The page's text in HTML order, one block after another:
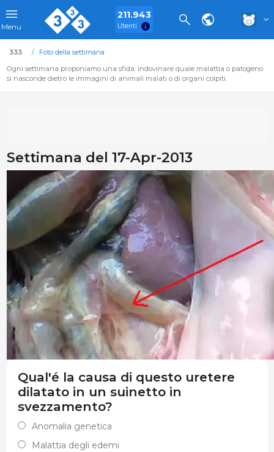
Menu
211.943
Utenti
333
Foto della settimana
Ogni settimana proponiamo una sfida: indovinare quale malattia o patogeno
si nasconde dietro le immagini di animali malati o di organi colpiti.
Settimana del 17-Apr-2013
Qual'é la causa di questo uretere
dilatato in un suinetto in
svezzamento?
Anomalia genetica
Malattia degli edemi